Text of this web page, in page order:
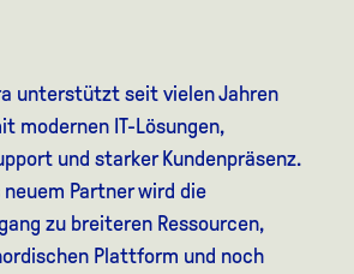
unterstützt seit vielen Jahren
modernen IT-Lösungen,
und starker Kundenpräsenz.
Partner wird die
zu breiteren Ressourcen,
Plattform und noch